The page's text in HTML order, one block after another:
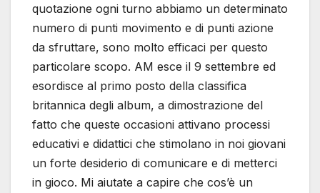
quotazione ogni turno abbiamo un determinato
numero di punti movimento e di punti azione
da sfruttare, sono molto efficaci per questo
particolare scopo. AM esce il 9 settembre ed
esordisce al primo posto della classifica
britannica degli album, a dimostrazione del
fatto che queste occasioni attivano processi
educativi e didattici che stimolano in noi giovani
un forte desiderio di comunicare e di metterci
in gioco. Mi aiutate a capire che cos’è un